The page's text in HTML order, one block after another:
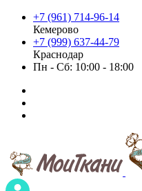
+7 (961) 714-96-14
Кемерово
+7 (999) 637-44-79
Краснодар
Пн - Сб: 10:00 - 18:00